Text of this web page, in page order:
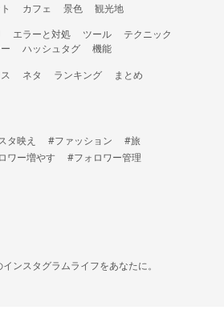
カフェ 景色
観光地
エラーと対処 ツール
テクニック
ハッシュタグ
機能
ネタ ランキング まとめ
タ映え #ファッション
#旅
ワー増やす
#フォロワー管理
ンスタグラムライフをあなたに。